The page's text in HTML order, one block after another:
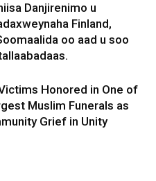
Danjirenimo u
Finland,
oo aad u soo
Honored in One of
Muslim Funerals as
Grief in Unity